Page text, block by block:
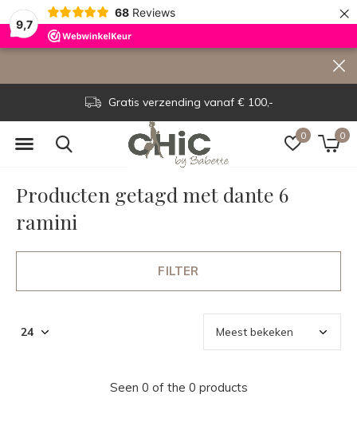
9,7
68 Reviews ×
0 0
Gratis verzending vanaf € 100,-
Producten getagd met dante 6
ramini
FILTER
Seen 0 of the 0 products